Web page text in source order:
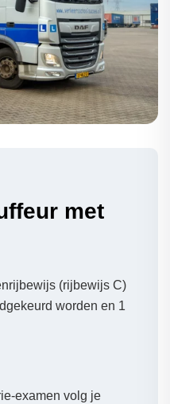
met
(rijbewijs C)
worden en 1
examen volg je